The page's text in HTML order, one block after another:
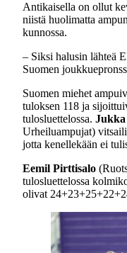
Antikaisella on ollut
niistä huolimatta
kunnossa.
– Siksi halusin lähteä
Suomen
Suomen miehet
tuloksen 118 ja
tulosluettelossa. Jukka
Urheiluampujat)
jotta kenellekään ei
Eemil Pirttisalo
tulosluettelossa
olivat